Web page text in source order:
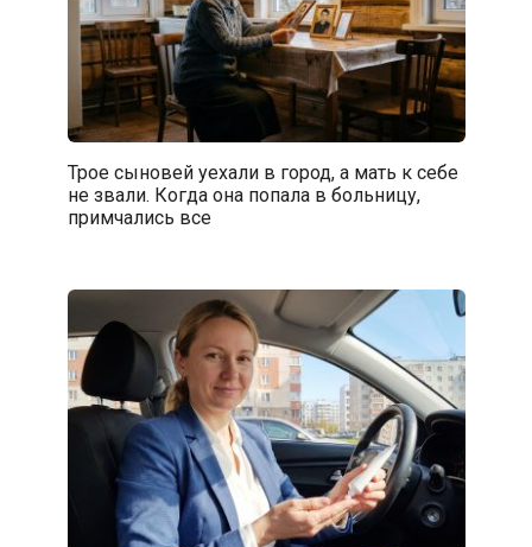
Трое сыновей уехали в город, а мать к себе
не звали. Когда она попала в больницу,
примчались все